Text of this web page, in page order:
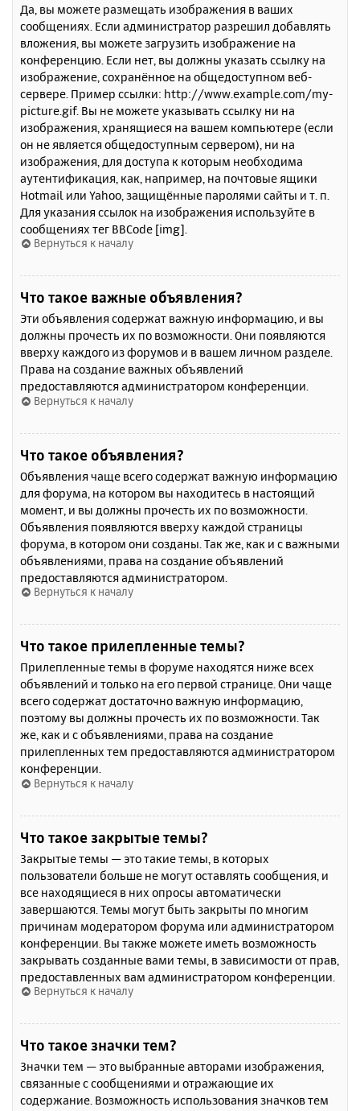
Да, вы можете размещать изображения в ваших
сообщениях. Если администратор разрешил добавлять
вложения, вы можете загрузить изображение на
конференцию. Если нет, вы должны указать ссылку на
изображение, сохранённое на общедоступном веб-
сервере. Пример ссылки: http://www.example.com/my-
picture.gif. Вы не можете указывать ссылку ни на
изображения, хранящиеся на вашем компьютере (если
он не является общедоступным сервером), ни на
изображения, для доступа к которым необходима
аутентификация, как, например, на почтовые ящики
Hotmail или Yahoo, защищённые паролями сайты и т. п.
Для указания ссылок на изображения используйте в
сообщениях тег BBCode [img].
Вернуться к началу
Что такое важные объявления?
Эти объявления содержат важную информацию, и вы
должны прочесть их по возможности. Они появляются
вверху каждого из форумов и в вашем личном разделе.
Права на создание важных объявлений
предоставляются администратором конференции.
Вернуться к началу
Что такое объявления?
Объявления чаще всего содержат важную информацию
для форума, на котором вы находитесь в настоящий
момент, и вы должны прочесть их по возможности.
Объявления появляются вверху каждой страницы
форума, в котором они созданы. Так же, как и с важными
объявлениями, права на создание объявлений
предоставляются администратором.
Вернуться к началу
Что такое прилепленные темы?
Прилепленные темы в форуме находятся ниже всех
объявлений и только на его первой странице. Они чаще
всего содержат достаточно важную информацию,
поэтому вы должны прочесть их по возможности. Так
же, как и с объявлениями, права на создание
прилепленных тем предоставляются администратором
конференции.
Вернуться к началу
Что такое закрытые темы?
Закрытые темы — это такие темы, в которых
пользователи больше не могут оставлять сообщения, и
все находящиеся в них опросы автоматически
завершаются. Темы могут быть закрыты по многим
причинам модератором форума или администратором
конференции. Вы также можете иметь возможность
закрывать созданные вами темы, в зависимости от прав,
предоставленных вам администратором конференции.
Вернуться к началу
Что такое значки тем?
Значки тем — это выбранные авторами изображения,
связанные с сообщениями и отражающие их
содержание. Возможность использования значков тем